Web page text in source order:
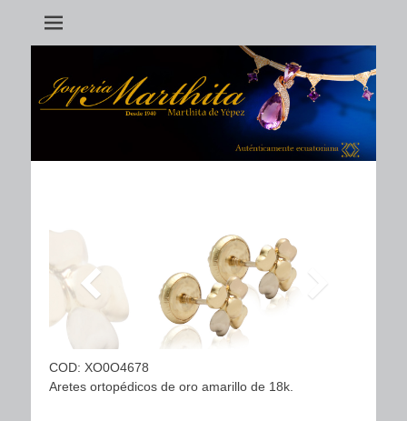
COD: XO0O4678
Aretes ortopédicos de oro amarillo de 18k.